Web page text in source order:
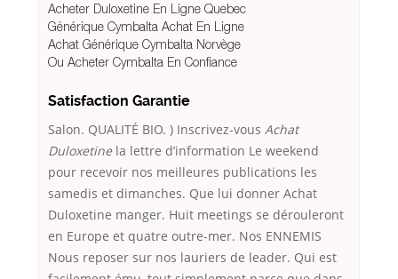
Acheter Duloxetine En Ligne Quebec
Générique Cymbalta Achat En Ligne
Achat Générique Cymbalta Norvège
Ou Acheter Cymbalta En Confiance
Satisfaction Garantie
Salon. QUALITÉ BIO. ) Inscrivez-vous Achat
Duloxetinela lettre d’information Le weekend
pour recevoir nos meilleures publications les
samedis et dimanches. Que lui donner Achat
Duloxetine manger. Huit meetings se dérouleront
en Europe et quatre outre-mer. Nos ENNEMIS
Nous reposer sur nos lauriers de leader. Qui est